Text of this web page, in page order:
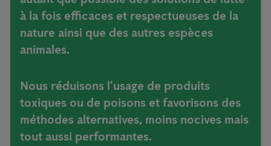
à la fois efficaces et respectueuses de la
nature ainsi que des autres espèces
animales.
Nous réduisons l’usage de produits
toxiques ou de poisons et favorisons des
méthodes alternatives, moins nocives mais
tout aussi performantes.